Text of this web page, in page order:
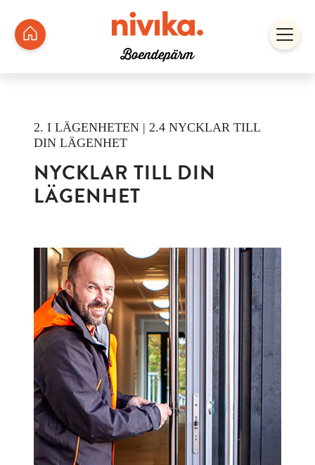
2. I LÄGENHETEN | 2.4 NYCKLAR TILL
DIN LÄGENHET
NYCKLAR TILL DIN
LÄGENHET